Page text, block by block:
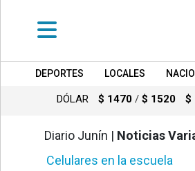
DEPORTES
LOCALES
DEPORTES LOCALES
DÓLAR $ 1470 / $ 1520 $
Diario Junín | Noticias
Celulares en la escuela